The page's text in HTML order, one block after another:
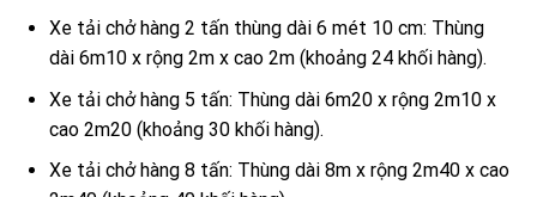
Xe tải chở hàng 2 tấn thùng dài 6 mét 10 cm: Thùng
dài 6m10 x rộng 2m x cao 2m (khoảng 24 khối hàng).
Xe tải chở hàng 5 tấn: Thùng dài 6m20 x rộng 2m10 x
cao 2m20 (khoảng 30 khối hàng).
Xe tải chở hàng 8 tấn: Thùng dài 8m x rộng 2m40 x cao